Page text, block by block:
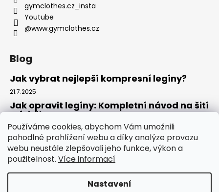
Používáme cookies, abychom Vám umožnili
pohodlné prohlížení webu a díky analýze provozu
webu neustále zlepšovali jeho funkce, výkon a
použitelnost. Více informací
Nastavení
gymclothes.cz_insta
Youtube
@www.gymclothes.cz
Blog
Jak vybrat nejlepší kompresní legíny?
21.7.2025
Jak opravit legíny: Kompletní návod na šití
a údržbu
14.7.2025
Kde koupit legíny: Komplexní návod pro
tento rok
4.7.2025